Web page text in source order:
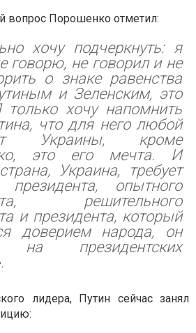
вопрос Порошенко отметил:
хочу подчеркнуть: я
говорю, не говорил и не
о знаке равенства
и Зеленским, это
только хочу напомнить
что для него любой
Украины, кроме
это его мечта. И
Украина, требует
президента, опытного
решительного
и президента, который
доверием народа, он
на президентских
лидера, Путин сейчас занял